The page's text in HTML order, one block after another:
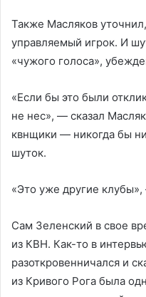
Также Масляков
управляемый игрок. И
«чужого голоса»,
«Если бы это были
не нес», — сказал
квнщики — никогда бы
шуток.
«Это уже другие
Сам Зеленский в свое
из КВН. Как-то в
разоткровенничался и
из Кривого Рога была